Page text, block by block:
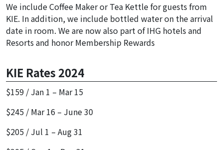
We include Coffee Maker or Tea Kettle for guests from
KIE. In addition, we include bottled water on the arrival
date in room. We are now also part of IHG hotels and
Resorts and honor Membership Rewards
KIE Rates 2024
$159 / Jan 1 – Mar 15
$245 / Mar 16 – June 30
$205 / Jul 1 – Aug 31